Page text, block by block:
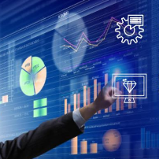
Смотреть проект